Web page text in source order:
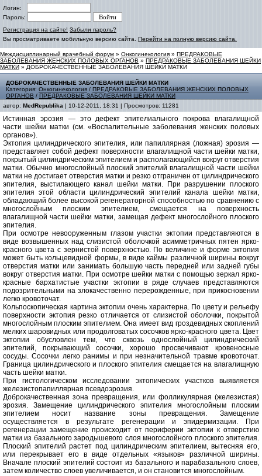
Логин:
Пароль:
Регистрация на сайте! Забыли пароль?
Вы просматриваете мобильную версию сайта. Перейти на полную версию сайта.
Междисциплинарный врачебный форум » Онкогинекология » ПРЕДРАКОВЫЕ
ЗАБОЛЕВАНИЯ ЖЕНСКИХ ПОЛОВЫХ ОРГАНОВ » ПРЕДРАКОВЫЕ ЗАБОЛЕВАНИЯ ШЕЙКИ
МАТКИ » ДОБРОКАЧЕСТВЕННЫЕ ЗАБОЛЕВАНИЯ ШЕЙКИ МАТКИ
ДОБРОКАЧЕСТВЕННЫЕ ЗАБОЛЕВАНИЯ ШЕЙКИ МАТКИ
Категория: Онкогинекология / ПРЕДРАКОВЫЕ ЗАБОЛЕВАНИЯ ЖЕНСКИХ ПОЛОВЫХ
ОРГАНОВ / ПРЕДРАКОВЫЕ ЗАБОЛЕВАНИЯ ШЕЙКИ МАТКИ
автор: MedRepublika | 10-12-2011, 18:31 | Просмотров: 11281
Истинная эрозия — это дефект эпителиального покрова влагалищной
части шейки матки (см. «Воспалительные заболевания женских половых
органов»).
Эктопия цилиндрического эпителия, или папиллярная (ложная) эрозия —
представляет собой дефект поверхности влагалищной части шейки матки,
покрытый цилиндрическим эпителием и располагающийся вокруг отверстия
матки. Обычно многослойный плоский эпителий влагалищной части шейки
матки не достигает отверстия матки и резко отграничен от цилиндрического
эпителия, выстилающего канал шейки матки. При разрушении плоского
эпителия этой области цилиндрический эпителий канала шейки матки,
обладающий более высокой регенераторной способностью по сравнению с
многослойным плоским эпителием, смещается на поверхность
влагалищной части шейки матки, замещая дефект многослойного плоского
эпителия.
При осмотре невооруженным глазом участки эктопии представляются в
виде возвышенных над слизистой оболочкой асимметричных пятен ярко-
красного цвета с зернистой поверхностью. По величине и форме эктопия
может быть кольцевидной формы, в виде каймы различной ширины вокруг
отверстия матки или занимать большую часть передней или задней губы
вокруг отверстия матки. При осмотре шейки матки с помощью зеркал ярко-
красные бархатистые участки эктопии в ряде случаев представляются
подозрительными на злокачественно перерожденные, при прикосновении
легко кровоточат.
Кольпоскопическая картина эктопии очень характерна. По цвету и рельефу
поверхности эктопия резко отличается от слизистой оболочки, покрытой
многослойным плоским эпителием. Она имеет вид гроздевидных скоплений
мелких шаровидных или продолговатых сосочков ярко-красного цвета. Цвет
эктопии обусловлен тем, что сквозь однослойный цилиндрический
эпителий, покрывающий сосочки, хорошо просвечивают кровеносные
сосуды. Сосочки легко ранимы и при незначительной травме кровоточат.
Граница цилиндрического и плоского эпителия смещается на влагалищную
часть шейки матки.
При гистологическом исследовании эктопических участков выявляется
железистопапиллярная псевдоэрозия.
Доброкачественная зона превращения, или фолликулярная (железистая)
эрозия. Замещение цилиндрического эпителия многослойным плоским
эпителием носит название зоны превращения. Замещение
осуществляется в результате регенерации и эпидермизации. При
регенерации замещение происходит от периферии эктопии к отверстию
матки из базального зародышевого слоя многослойного плоского эпителия.
Плоский эпителий растет под цилиндрическим эпителием, вытесняя его,
или перекрывает его в виде отдельных «языков» различной ширины.
Вначале плоский эпителий состоит из базального и парабазального слоев,
затем количество слоев увеличивается, и он становится многослойным.